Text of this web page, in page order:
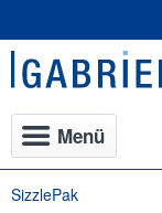
Menü
SizzlePak